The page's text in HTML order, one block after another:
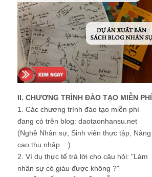
II. CHƯƠNG TRÌNH ĐÀO TẠO MIỄN PHÍ
1. Các chương trình đào tạo miễn phí
đang có trên blog: daotaonhansu.net
(Nghề Nhân sự, Sinh viên thực tập, Nâng
cao thu nhập ...)
2. Ví dụ thực tế trả lời cho câu hỏi: "Làm
nhân sự có giàu được không ?"